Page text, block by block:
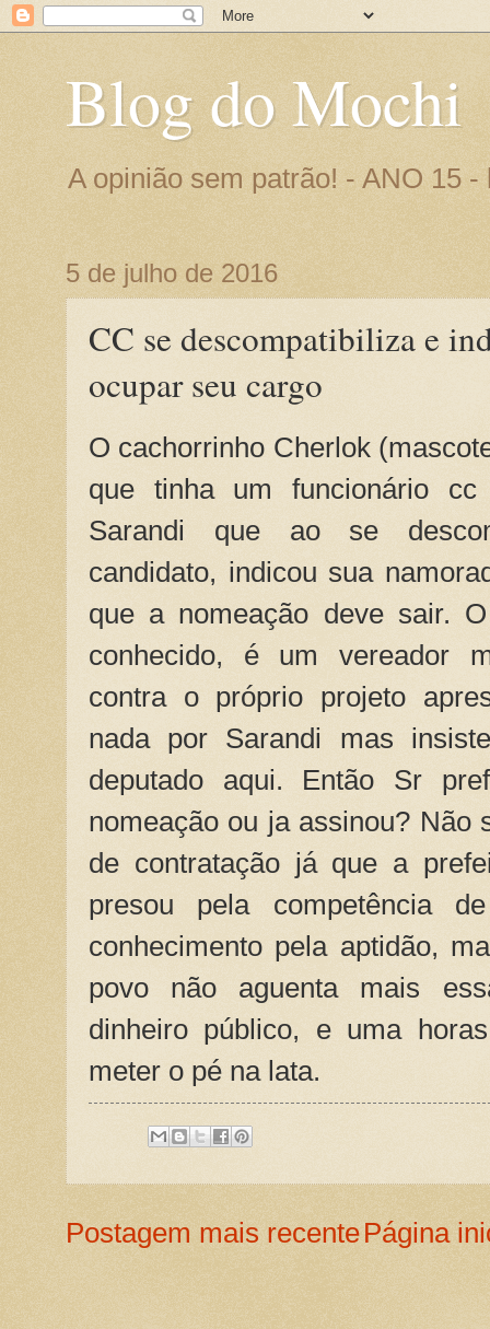
Blog do Mochi
A opinião sem patrão! - ANO 15
5 de julho de 2016
CC se descompatibiliza e
ocupar seu cargo
O cachorrinho Cherlok
que tinha um funcionário
Sarandi que ao se
candidato, indicou sua
que a nomeação deve sair.
conhecido, é um vereador
contra o próprio projeto
nada por Sarandi mas
deputado aqui. Então Sr
nomeação ou ja assinou? Não
de contratação já que a
presou pela competência
conhecimento pela aptidão,
povo não aguenta mais
dinheiro público, e uma
meter o pé na lata.
Postagem mais recentePágina